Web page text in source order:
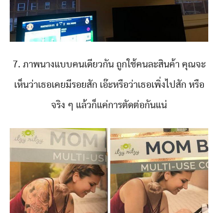
7. ภาพนางแบบคนเดียวกัน ถูกใช้คนละสินค้า คุณจะ
เห็นว่าเธอเคยมีรอยสัก เอ๊ะหรือว่าเธอเพิ่งไปสัก หรือ
จริง ๆ แล้วก็แค่การตัดต่อกันแน่